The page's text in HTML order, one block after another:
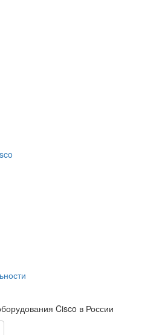
Cisco в России